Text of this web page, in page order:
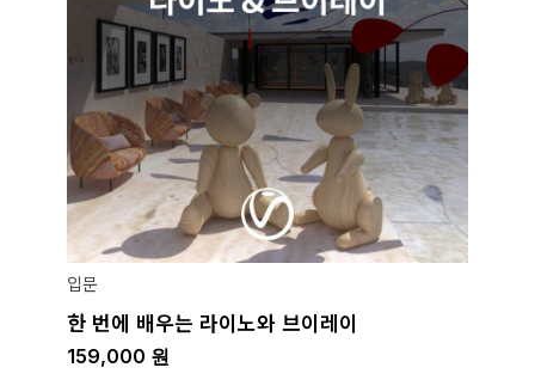
입문
한 번에 배우는 라이노와 브이레이
159,000 원